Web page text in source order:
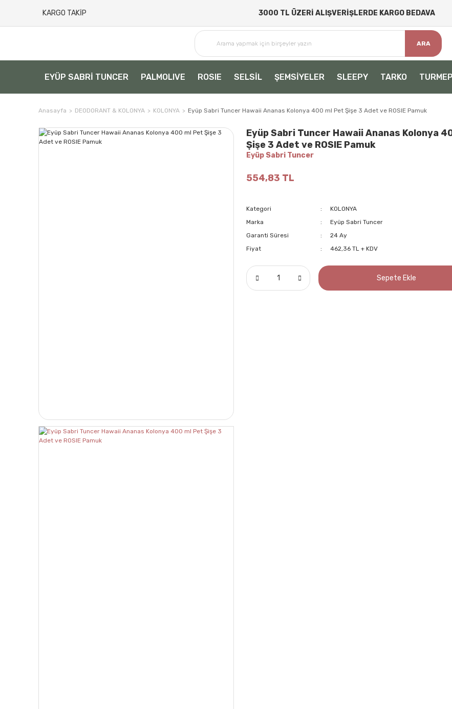
KARGO TAKİP 3000 TL ÜZERİ ALIŞVERİŞLERDE KARGO BEDAVA
ARA
EYÜP SABRİ TUNCER PALMOLIVE ROSIE SELSİL ŞEMSİYELER SLEEPY TARKO
Anasayfa DEODORANT & KOLONYA KOLONYA Eyüp Sabri Tuncer Hawaii Ananas Kolonya 400 ml Pet Şişe 3 Adet ve ROSIE Pamuk
Eyüp Sabri Tuncer Hawaii Ananas Kolonya
Şişe 3 Adet ve ROSIE Pamuk
Eyüp Sabri Tuncer
554,83 TL
Kategori
KOLONYA
Marka
Eyüp Sabri Tuncer
Garanti Süresi
24 Ay
Fiyat
462,36 TL + KDV
Sepete Ekle